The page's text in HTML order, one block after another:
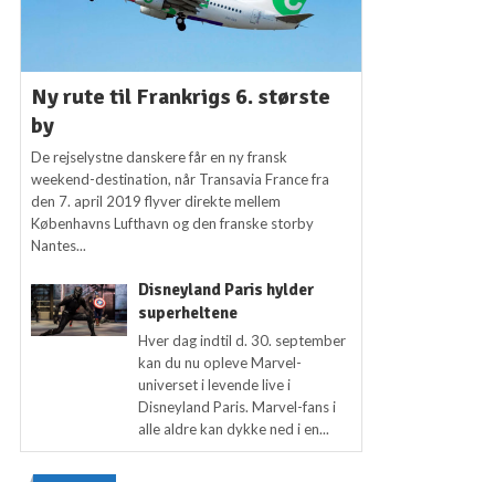
Ny rute til Frankrigs 6. største
by
De rejselystne danskere får en ny fransk
weekend-destination, når Transavia France fra
den 7. april 2019 flyver direkte mellem
Københavns Lufthavn og den franske storby
Nantes...
Disneyland Paris hylder
superheltene
Hver dag indtil d. 30. september
kan du nu opleve Marvel-
universet i levende live i
Disneyland Paris. Marvel-fans i
alle aldre kan dykke ned i en...